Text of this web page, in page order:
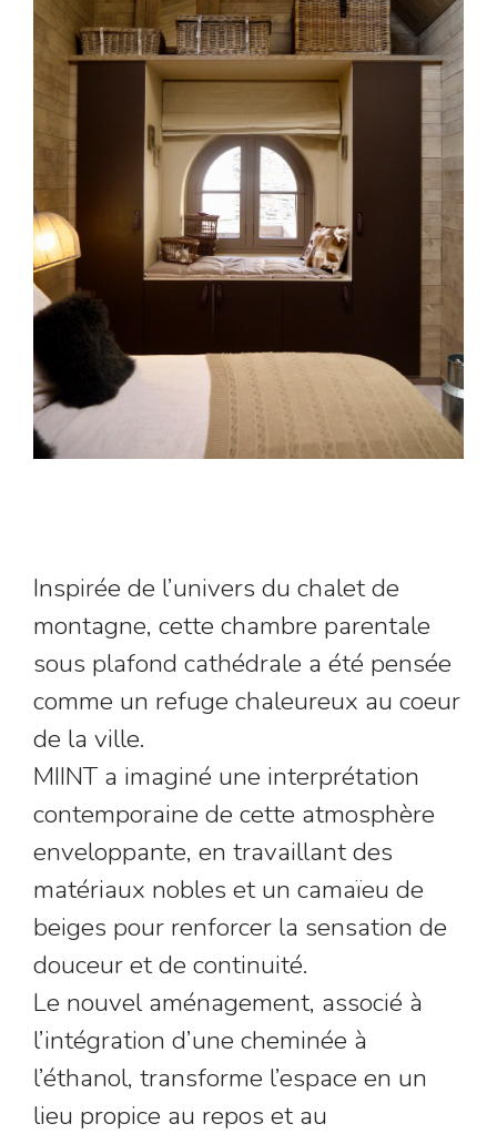
Inspirée de l’univers du chalet de
montagne, cette chambre parentale
sous plafond cathédrale a été pensée
comme un refuge chaleureux au coeur
de la ville.
MIINT a imaginé une interprétation
contemporaine de cette atmosphère
enveloppante, en travaillant des
matériaux nobles et un camaïeu de
beiges pour renforcer la sensation de
douceur et de continuité.
Le nouvel aménagement, associé à
l’intégration d’une cheminée à
l’éthanol, transforme l’espace en un
lieu propice au repos et au